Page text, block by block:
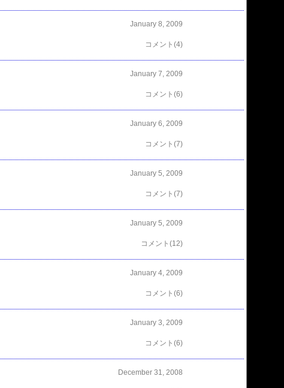
January 8, 2009
コメント(4)
January 7, 2009
コメント(6)
January 6, 2009
コメント(7)
January 5, 2009
コメント(7)
January 5, 2009
コメント(12)
January 4, 2009
コメント(6)
January 3, 2009
コメント(6)
December 31, 2008